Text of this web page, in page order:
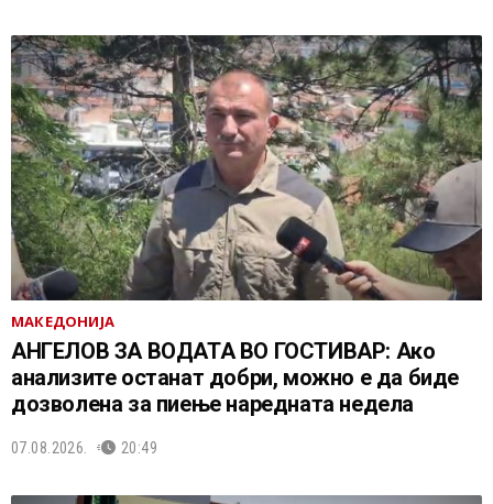
МАКЕДОНИЈА
АНГЕЛОВ ЗА ВОДАТА ВО ГОСТИВАР: Ако
анализите останат добри, можно е да биде
дозволена за пиење наредната недела
07.08.2026. 20:49